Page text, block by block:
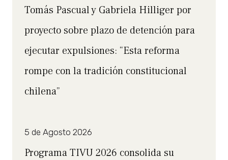
Tomás Pascual y Gabriela Hilliger por
proyecto sobre plazo de detención para
ejecutar expulsiones: “Esta reforma
rompe con la tradición constitucional
chilena”
5 de Agosto 2026
Programa TIVU 2026 consolida su